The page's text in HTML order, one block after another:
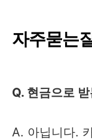
자주묻는
Q. 현금으로
A. 아닙니다.